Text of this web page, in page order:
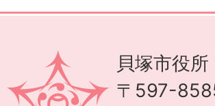
貝塚市役所
〒597-